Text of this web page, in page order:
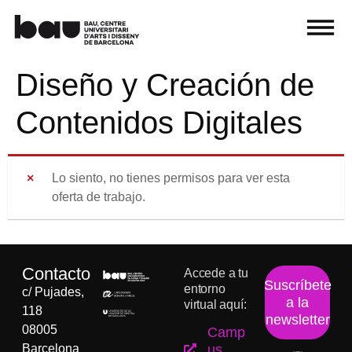
Diseño y Creación de
Contenidos Digitales
Lo siento, no tienes permisos para ver esta
oferta de trabajo.
Contacto
c/ Pujades,
118
08005
Barcelona
Accede a tu
entorno
virtual aquí:
Camp
Suscríbete
a la
newsletter